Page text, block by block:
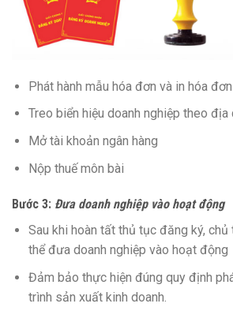
Phát hành mẫu hóa đơn và in hóa đơn
Treo biển hiệu doanh nghiệp theo
Mở tài khoản ngân hàng
Nộp thuế môn bài
Bước 3: Đưa doanh nghiệp vào hoạt động
Sau khi hoàn tất thủ tục đăng ký, chủ
thể đưa doanh nghiệp vào hoạt động
Đảm bảo thực hiện đúng quy định
trình sản xuất kinh doanh.